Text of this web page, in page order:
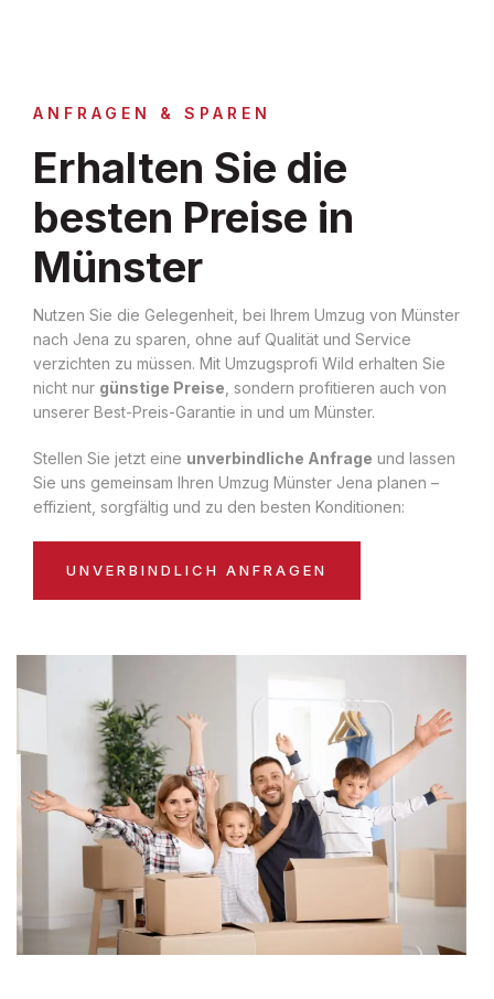
ANFRAGEN & SPAREN
Erhalten Sie die
besten Preise in
Münster
Nutzen Sie die Gelegenheit, bei Ihrem Umzug von Münster
nach Jena zu sparen, ohne auf Qualität und Service
verzichten zu müssen. Mit Umzugsprofi Wild erhalten Sie
nicht nur günstige Preise , sondern profitieren auch von
unserer Best-Preis-Garantie in und um Münster.
Stellen Sie jetzt eine unverbindliche Anfrage und lassen
Sie uns gemeinsam Ihren Umzug Münster Jena planen –
effizient, sorgfältig und zu den besten Konditionen:
UNVERBINDLICH ANFRAGEN